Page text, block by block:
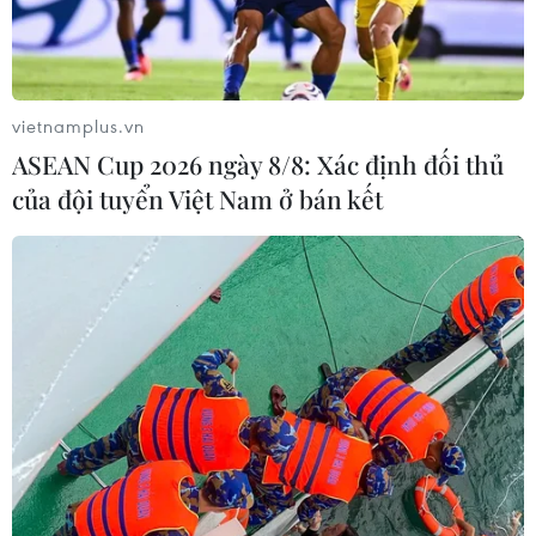
TIN LIÊN QUAN
TP.HCM triển khai Chiến lược quản trị dữ
liệu phục vụ chuyển đổi số
vietnamplus.vn
ASEAN Cup 2026 ngày 8/8: Xác định đối thủ
của đội tuyển Việt Nam ở bán kết